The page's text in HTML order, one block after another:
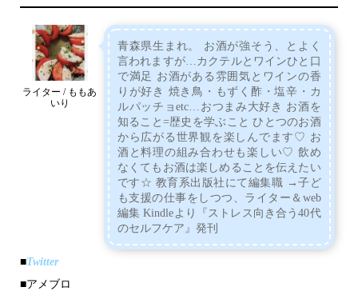
ライター / ももあ
いり
青森県生まれ。 お酒が強そう、とよく
言われますが…カクテルとワインひと口
で満足 お酒がある雰囲気とワインの香
りが好き 焼き鳥・もずく酢・塩辛・カ
ルパッチョetc…おつまみ大好き お酒を
知ること=歴史を学ぶこと ひとつのお酒
から広がる世界観を楽しんでます♡ お
酒と料理の組み合わせも楽しい♡ 飲め
なくてもお酒は楽しめることを伝えたい
です☆ 教育系出版社にて編集職 →子ど
も支援の仕事をしつつ、ライター＆web
編集 Kindleより『ストレス向き合う40代
のセルフケア』発刊
■Twitter
■アメブロ